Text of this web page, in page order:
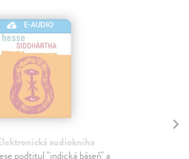
E-AUDIO
audiokniha
podtitul "indická báseň" a